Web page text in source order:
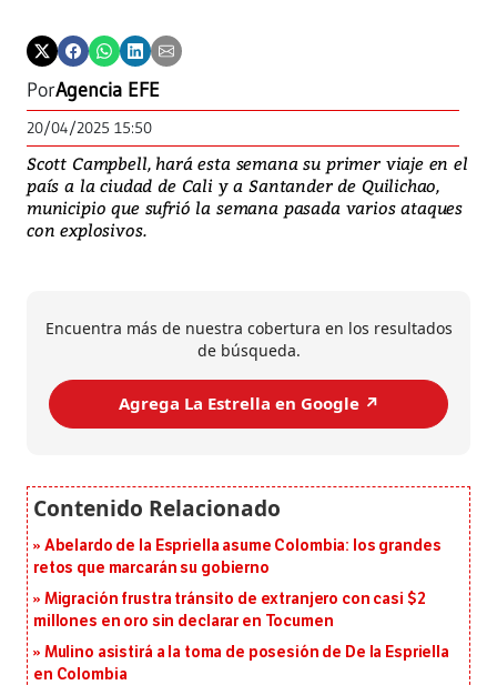
PorAgencia EFE
20/04/2025 15:50
Scott Campbell, hará esta semana su primer viaje en el
país a la ciudad de Cali y a Santander de Quilichao,
municipio que sufrió la semana pasada varios ataques
con explosivos.
Encuentra más de nuestra cobertura en los resultados
de búsqueda.
Agrega La Estrella en Google ↗️
Abelardo de la Espriella asume Colombia: los grandes
retos que marcarán su gobierno
Migración frustra tránsito de extranjero con casi $2
millones en oro sin declarar en Tocumen
Mulino asistirá a la toma de posesión de De la Espriella
en Colombia